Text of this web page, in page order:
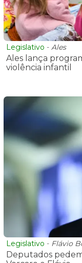
Legislativo - Ales
Ales lança
violência infantil
Legislativo - Flávio
Deputados